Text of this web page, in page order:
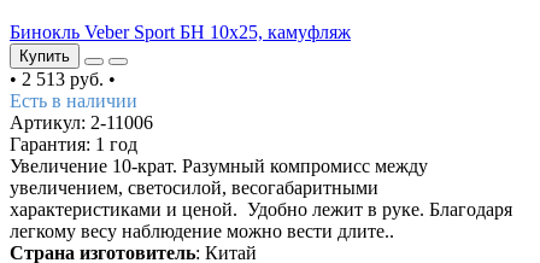
Бинокль Veber Sport БН 10х25, камуфляж
Купить
• 2 513 руб. •
Есть в наличии
Артикул: 2-11006
Гарантия: 1 год
Увеличение 10-крат. Разумный компромисс между
увеличением, светосилой, весогабаритными
характеристиками и ценой. Удобно лежит в руке. Благодаря
легкому весу наблюдение можно вести длите..
Страна изготовитель: Китай